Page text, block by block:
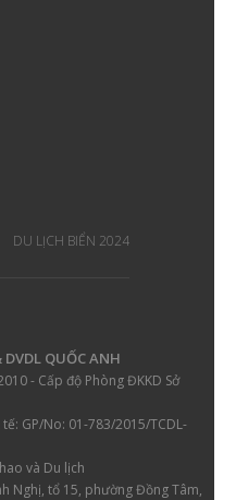
DU LỊCH BIỂN 2024
QUỐC ANH
- Cấp độ Phòng ĐKKD Sở
tế: GP/No: 01-783/2015/TCDL-
và Du lịch
Nghị, tổ 15, phường Đồng Tâm,